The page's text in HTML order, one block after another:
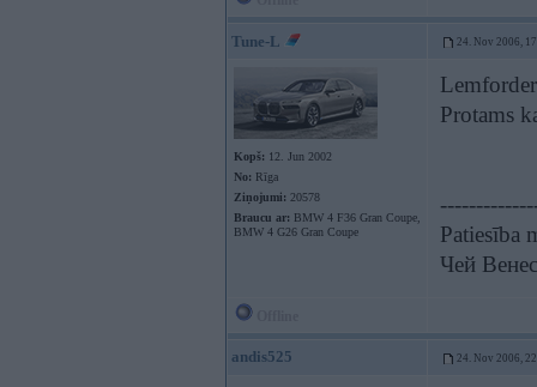
Tune-L 24. Nov 2006,
Kopš: 12. Jun 2002
No: Rīga
Ziņojumi: 20578
Braucu ar: BMW 4 F36 Gran Coupe,
BMW 4 G26 Gran Coupe
Protams
Patiesība
Чей
andis525 24. Nov 2006,